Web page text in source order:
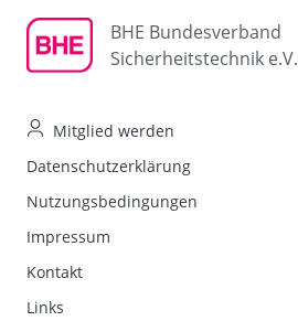
BHE Bundesverband
Sicherheitstechnik e.V.
Mitglied werden
Datenschutzerklärung
Nutzungsbedingungen
Impressum
Kontakt
Links